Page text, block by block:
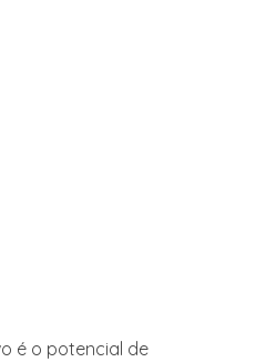
é o potencial de